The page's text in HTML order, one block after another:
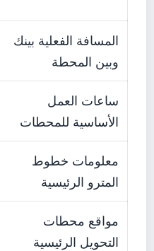
المسافة الفعلية بينك
وبين المحطة
ساعات العمل
الأساسية للمحطات
معلومات خطوط
المترو الرئيسية
مواقع محطات
التحويل الرئيسية